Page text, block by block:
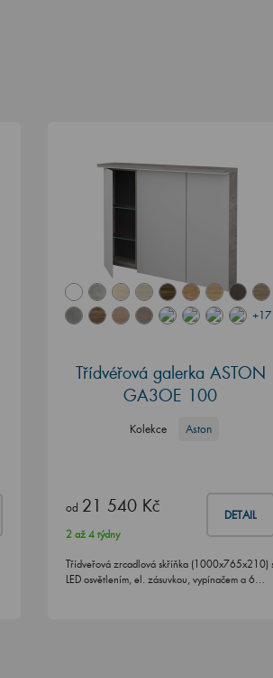
+17
Třídvéřová galerka ASTON
GA3OE 100
Kolekce Aston
od 21 540 Kč DETAIL
2 až 4 týdny
Třídveřová zrcadlová skříňka (1000x765x210)
LED osvětlením, el. zásuvkou, vypínačem a 6…